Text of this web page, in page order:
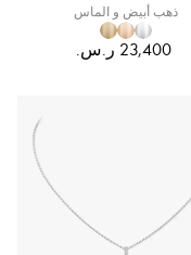
ذهب أبيض و الماس